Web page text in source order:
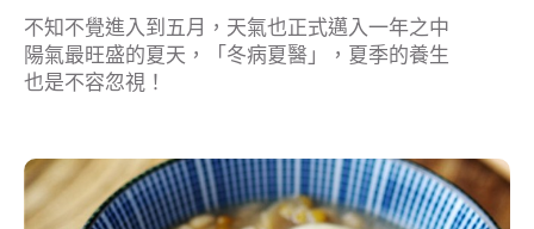
不知不覺進入到五月，天氣也正式邁入一年之中
陽氣最旺盛的夏天，「冬病夏醫」，夏季的養生
也是不容忽視！